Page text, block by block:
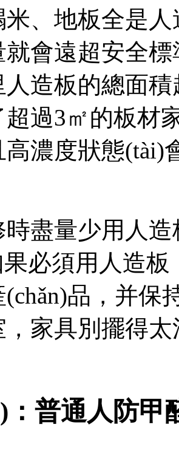
榻米、地板全是
量就會遠超安全
造板的總面
過3㎡的板材家
濃度狀態(tài)
盡量少用人造
如果必須用人造
品，并保
，家具別擺得太
：普通人防甲